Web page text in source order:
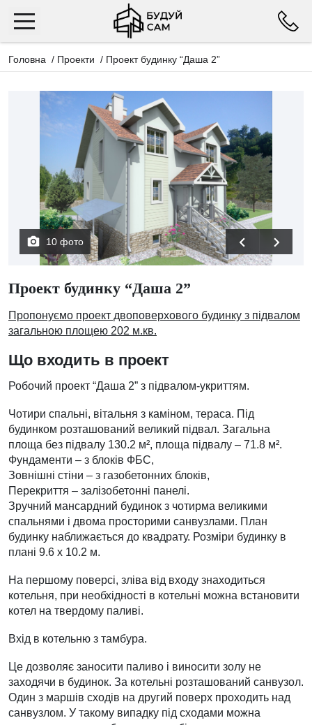
Головна / Проекти / Проект будинку “Даша 2”
10 фото
Проект будинку “Даша 2”
Пропонуємо проект двоповерхового будинку з підвалом
загальною площею 202 м.кв.
Що входить в проект
Робочий проект “Даша 2” з підвалом-укриттям.
Чотири спальні, вітальня з каміном, тераса. Під
будинком розташований великий підвал. Загальна
площа без підвалу 130.2 м², площа підвалу – 71.8 м².
Фундаменти – з блоків ФБС,
Зовнішні стіни – з газобетонних блоків,
Перекриття – залізобетонні панелі.
Зручний мансардний будинок з чотирма великими
спальнями і двома просторими санвузлами. План
будинку наближається до квадрату. Розміри будинку в
плані 9.6 х 10.2 м.
На першому поверсі, зліва від входу знаходиться
котельня, при необхідності в котельні можна встановити
котел на твердому паливі.
Вхід в котельню з тамбура.
Це дозволяє заносити паливо і виносити золу не
заходячи в будинок. За котельні розташований санвузол.
Один з маршів сходів на другий поверх проходить над
санвузлом. У такому випадку під сходами можна